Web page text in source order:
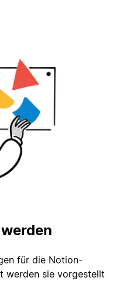
für die Notion-
werden sie vorgestellt